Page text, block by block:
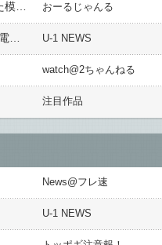
おーるじゃんる
U-1 NEWS
watch@2ちゃんねる
注目作品
News@フレ速
U-1 NEWS